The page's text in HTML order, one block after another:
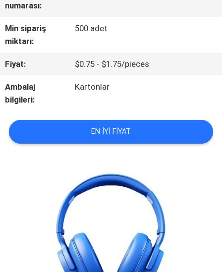
HAKKIMIZDA
TURU
KALITE
HABERLER
numarası:
Min sipariş
miktarı:
500 adet
Fiyat: $0.75 - $1.75/pieces
Ambalaj
bilgileri:
Kartonlar
EN IYI FIYAT